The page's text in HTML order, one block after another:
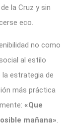
la Cruz y sin
eco.
no como
al estilo
la estrategia de
más práctica
«Que
mañana»